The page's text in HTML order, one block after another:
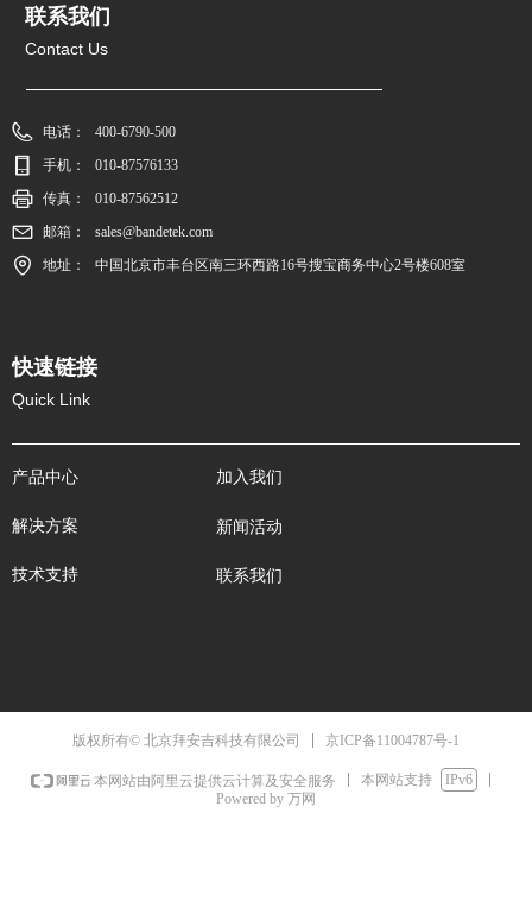
电话：
400-6790-500
手机：
010-87576133
传真：
010-87562512
邮箱：
sales@bandetek.com
地址：
中国北京市丰台区南三环西路16号搜宝商务中心2号楼608室
联系我们
Contact Us
快速链接
Quick Link
产品中心
解决方案
技术支持
加入我们
新闻活动
联系我们
版权所有© 北京拜安吉科技有限公司 京ICP备11004787号-1
本网站由阿里云提供云计算及安全服务 本网站支持
IPv6
Powered by 万网